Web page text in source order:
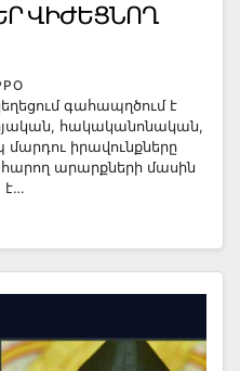
ՎԻԺԵՑՆՈՂ
գահապղծում է
հակականոնական,
իրավունքները
արարքների մասին
է…